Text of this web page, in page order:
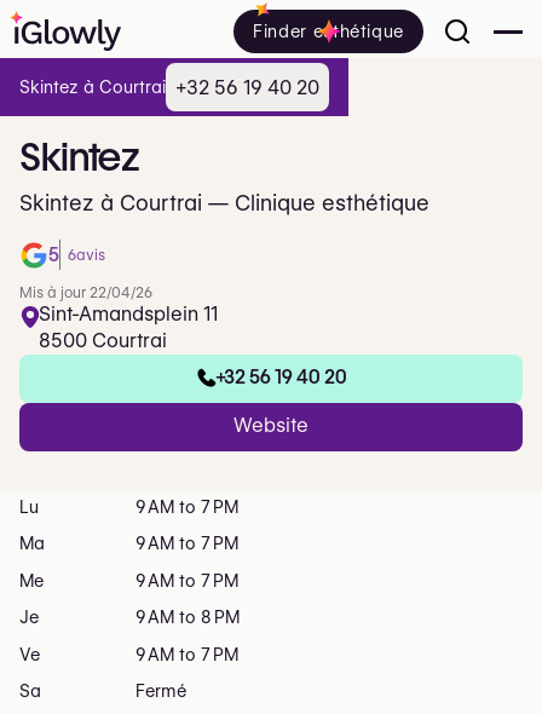
Finder esthétique
Skintez
Skintez à Courtrai — Clinique esthétique
5 6avis
Mis à jour 22/04/26
Sint-Amandsplein 11
8500 Courtrai
+32 56 19 40 20
Website
Lu
9 AM to 7 PM
Ma
9 AM to 7 PM
Me
9 AM to 7 PM
Je
9 AM to 8 PM
Ve
9 AM to 7 PM
Sa
Fermé
Skintez à Courtrai +32 56 19 40 20